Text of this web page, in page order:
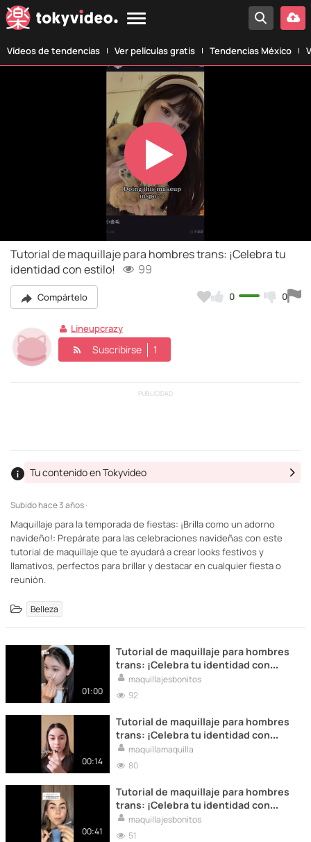
Vídeos de tendencias Ver películas gratis Tendencias México
Play
Video
Tutorial de maquillaje para hombres trans: ¡Celebra tu
identidad con estilo!
99
Compártelo 0 0
Lineupcrazy
Suscribirse 1
PUBLICIDAD
Subidohace 3 años ·
Tu contenido en Tokyvideo
Maquillaje para la temporada de fiestas: ¡Brilla como un adorno
navideño!: Prepárate para las celebraciones navideñas con este
tutorial de maquillaje que te ayudará a crear looks festivos y
llamativos, perfectos para brillar y destacar en cualquier fiesta o
reunión.
Belleza
01:00
Tutorial de maquillaje para hombres
trans: ¡Celebra tu identidad con
estilo!
maquillajesbonitos
92
00:14
Tutorial de maquillaje para hombres
trans: ¡Celebra tu identidad con
estilo!
maquillamaquilla
80
00:41
Tutorial de maquillaje para hombres
trans: ¡Celebra tu identidad con
estilo!
maquillajesbonitos
51